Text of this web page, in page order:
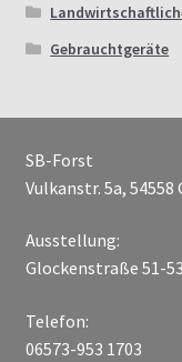
Gebrauchtgeräte
SB-Forst
Vulkanstr. 5a,
Ausstellung:
Glockenstraße 51-
Telefon:
06573-953 1703